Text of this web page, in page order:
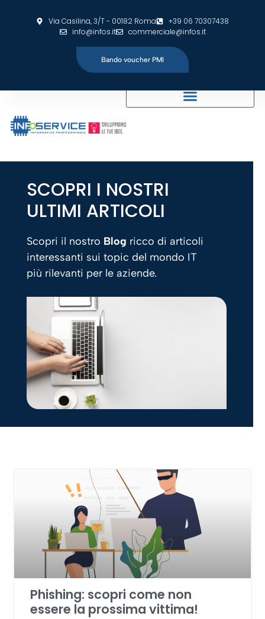
Via Casilina, 3/T - 00182 Roma
+39 06 70307438
info@infos.it
commerciale@infos.it
Bando voucher PMI
SCOPRI I NOSTRI
ULTIMI ARTICOLI
Scopri il nostro Blog ricco di articoli
interessanti sui topic del mondo IT
più rilevanti per le aziende.
Phishing: scopri come non
essere la prossima vittima!